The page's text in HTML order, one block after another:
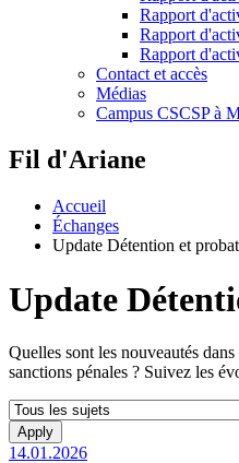
Rapport
Rapport
Rapport
Contact et accès
Médias
Campus CSCSP à
Fil d'Ariane
Accueil
Échanges
Update Détention et
Update
Quelles sont les nouveautés
sanctions pénales ? Suivez les
14.01.2026